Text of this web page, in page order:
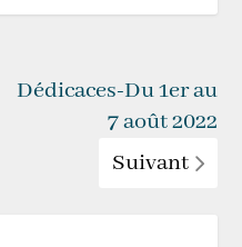
Dédicaces-Du 1er au
7 août 2022
Suivant